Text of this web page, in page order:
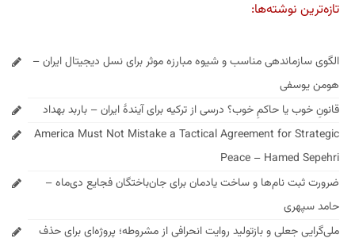
تازه‌ترین نوشته‌ها:
الگوی سازماندهی مناسب و شیوه مبارزه موثر برای نسل دیجیتال ایران –
هومن یوسفی
قانونِ خوب یا حاکمِ خوب؟ درسی از ترکیه برای آیندهٔ ایران – باربد بهداد
America Must Not Mistake a Tactical Agreement for Strategic
Peace – Hamed Sepehri
ضرورت ثبت نام‌ها و ساخت یادمان برای جان‌باختگان فجایع دی‌ماه –
حامد سپهری
ملی‌گرایی جعلی و بازتولید روایت انحرافی از مشروطه؛ پروژه‌ای برای حذف